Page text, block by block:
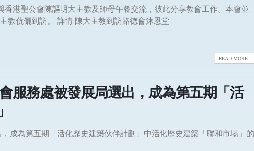
香港聖公會陳謳明大主教及師母午餐交流，彼此分享教會工作。本會並
教伉儷到訪。 詳情 陳大主教到訪路德會沐恩堂
READ MORE...
服務處被發展局選出，成為第五期「活
成為第五期「活化歷史建築伙伴計劃」中活化歷史建築「聯和市場」的